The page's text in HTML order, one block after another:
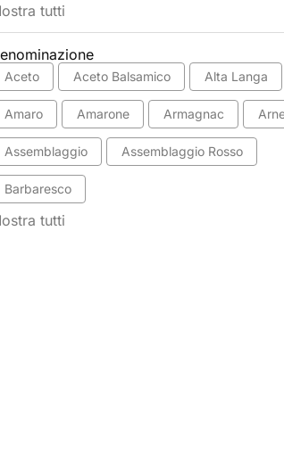
tutti
Aceto Aceto Balsamico Alta Langa
Amaro Amarone Armagnac
Assemblaggio Assemblaggio Rosso
Barbaresco
tutti